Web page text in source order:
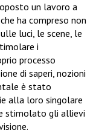
un lavoro a
ha compreso non
luci, le scene, le
i
processo
di saperi, nozioni
è stato
alla loro singolare
stimolato gli allievi